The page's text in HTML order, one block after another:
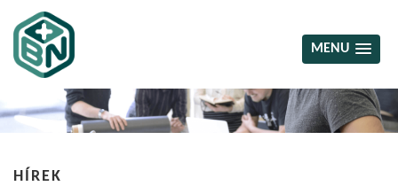
MENU
HÍREK